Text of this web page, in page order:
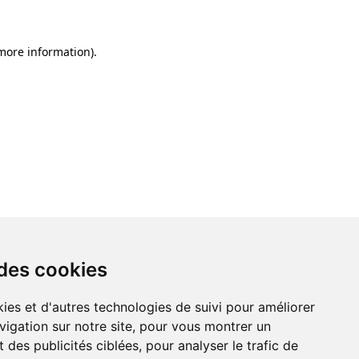
cookies
et d'autres technologies de suivi pour améliorer
sur notre site, pour vous montrer un
des publicités ciblées, pour analyser le trafic de
information).